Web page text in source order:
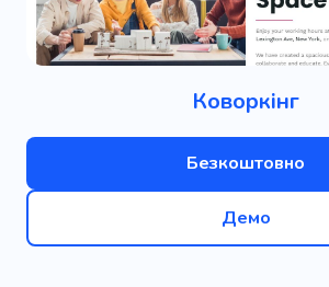
Коворкінг
Безкоштовно
Демо